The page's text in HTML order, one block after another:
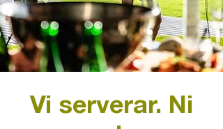
Vi serverar. Ni